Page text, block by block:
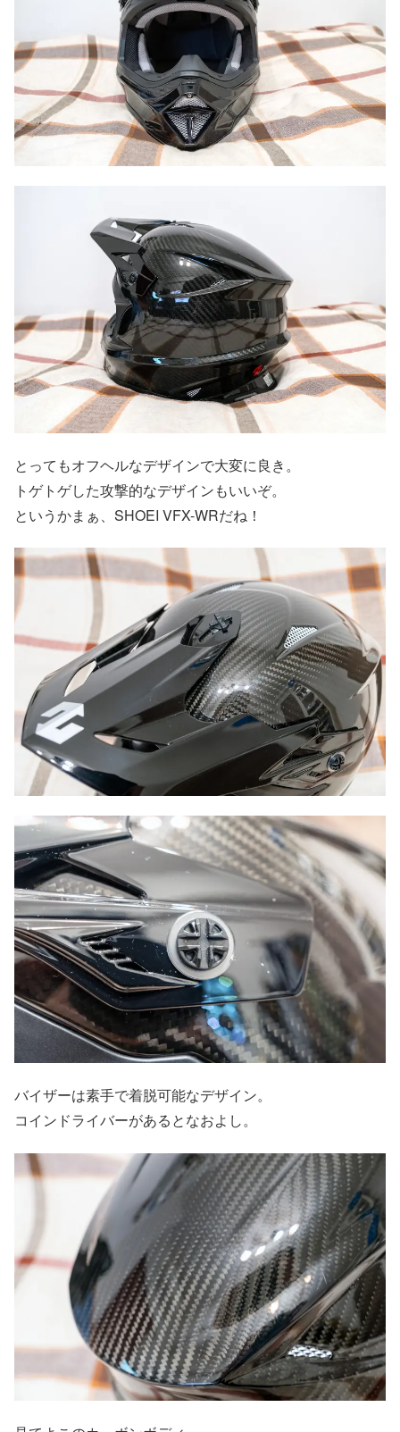
とってもオフヘルなデザインで大変に良き。
トゲトゲした攻撃的なデザインもいいぞ。
というかまぁ、SHOEI VFX-WRだね！
バイザーは素手で着脱可能なデザイン。
コインドライバーがあるとなおよし。